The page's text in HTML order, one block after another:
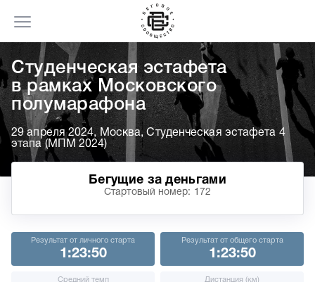
Cтуденческая эстафета
в рамках Московского
полумарафона
29 апреля 2024, Москва, Студенческая эстафета 4
этапа (МПМ 2024)
Бегущие за деньгами
Стартовый номер: 172
Результат от личного старта
1:23:50
Результат от общего старта
1:23:50
Средний темп Дистанция (км)